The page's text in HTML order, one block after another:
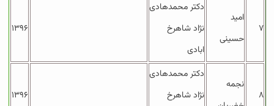
۷
امید
حسینی
دکتر محمدهادی
نژاد شاهرخ
ابادی
۱۳۹۶
۸
نجمه
دکتر محمدهادی
نژاد شاهرخ
۱۳۹۶